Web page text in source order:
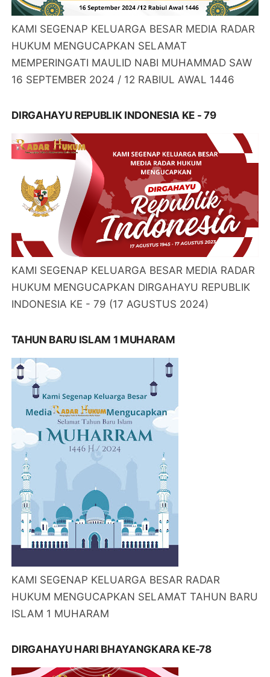
KAMI SEGENAP KELUARGA BESAR MEDIA RADAR
HUKUM MENGUCAPKAN SELAMAT
MEMPERINGATI MAULID NABI MUHAMMAD SAW
16 SEPTEMBER 2024 / 12 RABIUL AWAL 1446
DIRGAHAYU REPUBLIK INDONESIA KE - 79
KAMI SEGENAP KELUARGA BESAR MEDIA RADAR
HUKUM MENGUCAPKAN DIRGAHAYU REPUBLIK
INDONESIA KE - 79 (17 AGUSTUS 2024)
TAHUN BARU ISLAM 1 MUHARAM
KAMI SEGENAP KELUARGA BESAR RADAR
HUKUM MENGUCAPKAN SELAMAT TAHUN BARU
ISLAM 1 MUHARAM
DIRGAHAYU HARI BHAYANGKARA KE-78